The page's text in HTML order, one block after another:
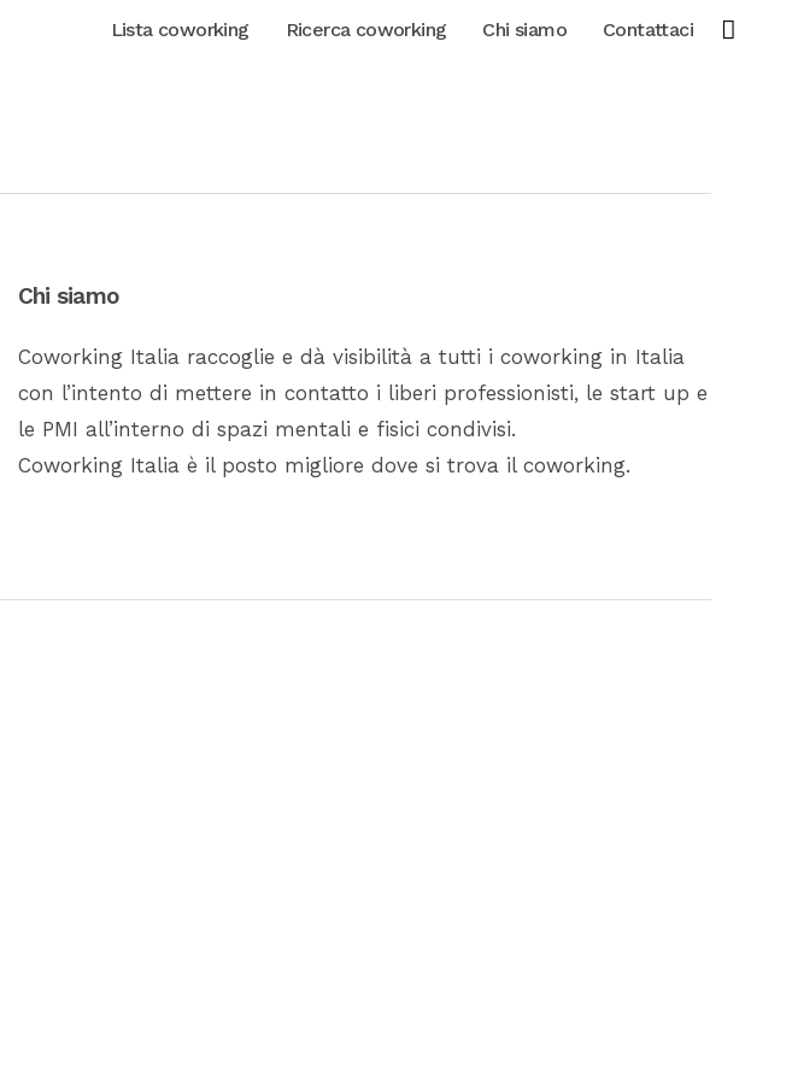
Lista coworking Ricerca coworking Chi siamo Contattaci
Chi siamo
Coworking Italia raccoglie e dà visibilità a tutti i coworking in Italia
con l’intento di mettere in contatto i liberi professionisti, le start up e
le PMI all’interno di spazi mentali e fisici condivisi.
Coworking Italia è il posto migliore dove si trova il coworking.